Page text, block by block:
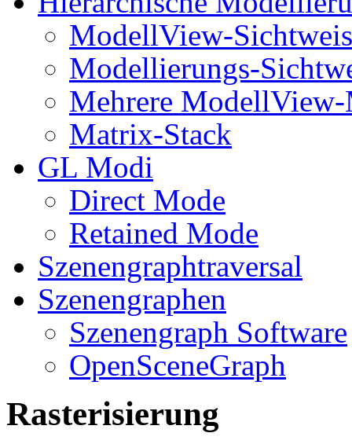
ModellView-
Modellierungs-
Mehrere
Matrix-Stack
GL Modi
Direct Mode
Retained Mode
Szenengraphtraversal
Szenengraphen
Szenengraph Software
OpenSceneGraph
Rasterisierung